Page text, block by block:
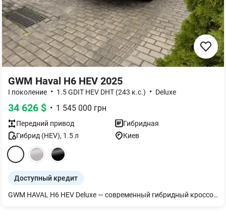
GWM Haval H6 HEV 2025
I поколение • 1.5 GDIT HEV DHT (243 к.с.) • Deluxe
34 626 $ • 1 545 000 грн
Передний привод
Гибридная
Гибрид (HEV), 1.5л Киев
Доступный кредит
GWM HAVAL H6 HEV Deluxe — современный гибридный кроссовер, сочетающий в себе мощность, экономичность и передовые технологии. Модель оснащена гибридной силовой установкой 1.5 GDIT HEV с общей мощностью 243 л.с., которая работает в паре с инновационной трансмиссией DHT (Dedicated Hybrid Transmission). Такая система обеспечивает плавную динамику, эффективное использование топлива и комфорт в любых дорожных условиях. HAVAL H6 HEV отличается современным дизайном, продуманным интерьером и высоким уровнем технологического оснащения, что делает его идеальным выбором для ежедневных поездок по городу и путешествий. Комплектация Deluxe включает: • современную мультимедийную систему с большим сенсорным дисплеем • цифровую панель приборов • адаптивный круиз-контроль • систему кругового обзора 360° • бесключевой доступ и запуск двигателя • климат-контроль • электрорегулировка сидений • широкий пакет систем активной безопасности и помощи водителю Гибридная технология позволяет значительно уменьшить расход топлива, обеспечивая тихую работу на малых скоростях и эффективную динамику при разгоне. GWM HAVAL H6 HEV Deluxe — это сочетание инноваций, комфорта и экономичности в современном кроссовере.